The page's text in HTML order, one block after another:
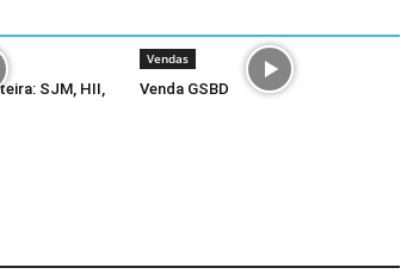
SJM, HII,
Vendas
Venda GSBD